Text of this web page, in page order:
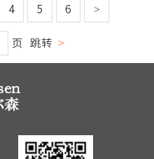
4 5 6 >
页 跳转 >